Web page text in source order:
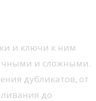
и ключи к ним
и сложными.
дубликатов, от
до